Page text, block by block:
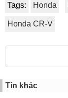
Tags: Honda
Honda CR-V
Tin khác